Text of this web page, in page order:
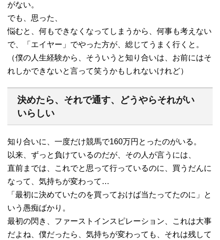
がない。
でも、思った、
悩むと、何もできなくなってしまうから、何事も考えない
で、「エイヤー」でやった方が、総じてうまく行くと。
（僕の人生経験から、そういうと知り合いは、お前にはそ
れしかできないと言って笑うかもしれないけれど）
決めたら、それで通す、どうやらそれがい
いらしい
知り合いに、一度だけ競馬で160万円とったのがいる。
以来、ずっと負けているのだが、その人が言うには、
直前までは、これでと思って行っているのに、買うだんに
なって、気持ちが変わって…
「最初に決めていたのを買っておけば当たってたのに」と
いう愚痴ばかり。
最初の閃き、ファーストインスピレーション、これは大事
だよね、僕だったら、気持ちが変わっても、それは残して